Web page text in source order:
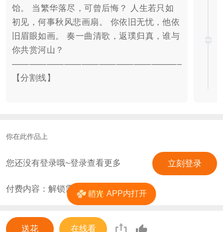
饴。 当繁华落尽，可曾后悔？ 人生若只如
初见，何事秋风悲画扇。 你依旧无忧，他依
旧眉眼如画。 奏一曲清歌，返璞归真，谁与
你共赏河山？
【分割线】
子：万俟轩； 欢脱医圣：云狂。 哪个是你
较庞大，支线都是围绕主线进行，不同的选
择，不同的结局。 宁宫大火是重要的转折
点，自此之后，五位男主的性格也会发生微
妙变化。 本作品欢迎大家评论吐槽，但是谢
绝广告，一旦发现，立即拉黑。
你在此作品上
您还没有登录哦~登录查看更多 立刻登录
付费内容：解锁需 0花
送花 在线看
APP内打开